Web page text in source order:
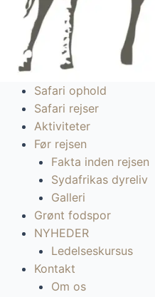
Safari ophold
Safari rejser
Aktiviteter
Før rejsen
Fakta inden rejsen
Sydafrikas dyreliv
Galleri
Grønt fodspor
NYHEDER
Ledelseskursus
Kontakt
Om os